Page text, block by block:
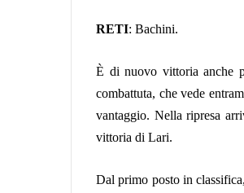
RETI: Bachini.
È di nuovo vittoria anche
combattuta, che vede
vantaggio. Nella ripresa
vittoria di Lari.
Dal primo posto in